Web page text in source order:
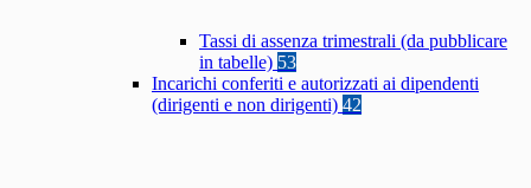
Tassi di assenza trimestrali (da pubblicare
in tabelle) 53
Incarichi conferiti e autorizzati ai dipendenti
(dirigenti e non dirigenti) 42